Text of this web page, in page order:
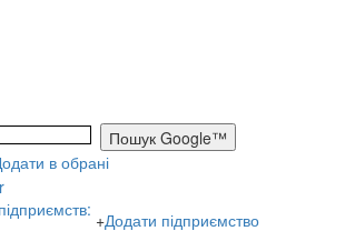
в обрані
+Додати підприємство